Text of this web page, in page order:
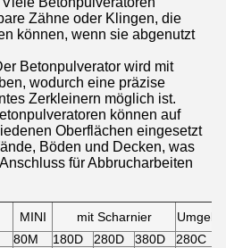
Zähne oder Klingen, die
können, wenn sie abgenutzt
Betonpulverator wird mit
wodurch eine präzise
Zerkleinern möglich ist.
können auf
Oberflächen eingesetzt
Böden und Decken, was
für Abbrucharbeiten
MINI mit Scharnier
80M 180D 280D 380D
280C